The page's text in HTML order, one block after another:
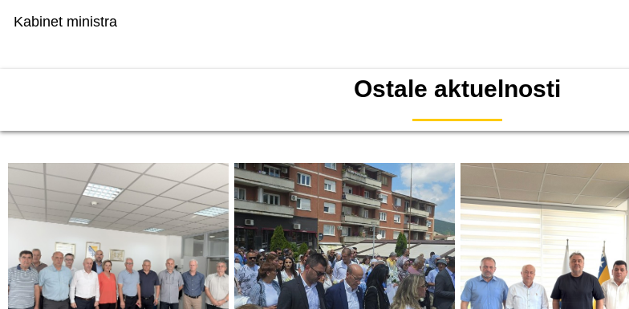
Kabinet ministra
Ostale aktuelnosti